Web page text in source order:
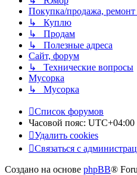
Покупка/продажа,
↳ Куплю
↳ Продам
↳ Полезные адреса
Сайт, форум
↳ Технические вопросы
Мусорка
↳ Мусорка
Список форумов
Часовой пояс: UTC+04:00
Удалить cookies
Связаться с
Создано на основе phpBB®